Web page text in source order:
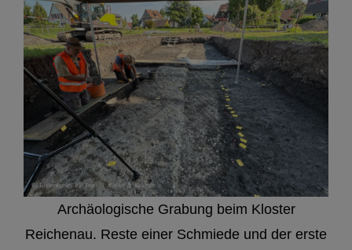
Archäologische Grabung beim Kloster
Reichenau. Reste einer Schmiede und der erste